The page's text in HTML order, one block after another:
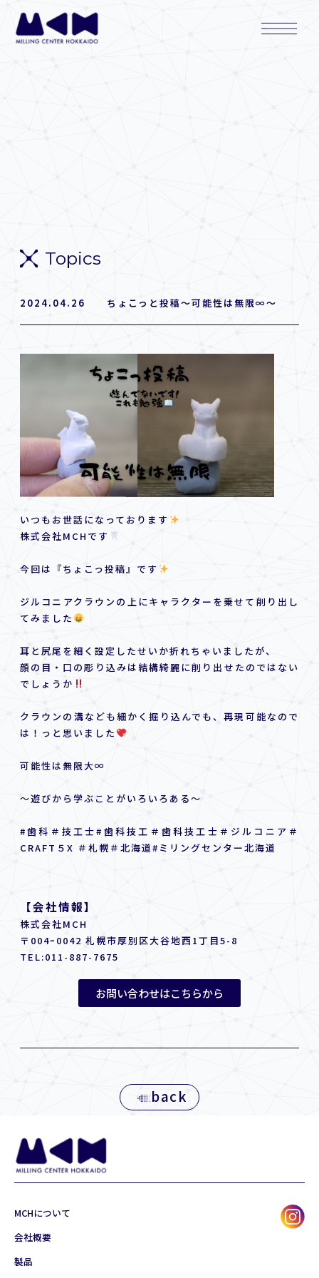
Topics
2024.04.26 ちょこっと投稿〜可能性は無限∞〜
いつもお世話になっております
株式会社MCHです
今回は『ちょこっ投稿』です
ジルコニアクラウンの上にキャラクターを乗せて削り出し
てみました
耳と尻尾を細く設定したせいか折れちゃいましたが、
顔の目・口の彫り込みは結構綺麗に削り出せたのではない
でしょうか
クラウンの溝なども細かく掘り込んでも、再現可能なので
は！っと思いました
可能性は無限大∞
〜遊びから学ぶことがいろいろある〜
#歯科＃技工士#歯科技工＃歯科技工士＃ジルコニア＃
CRAFT５X ＃札幌＃北海道#ミリングセンター北海道
【会社情報】
株式会社MCH
〒004ｰ0042 札幌市厚別区大谷地西1丁目5-8
TEL:011-887-7675
お問い合わせはこちらから
back
MCHについて
会社概要
製品